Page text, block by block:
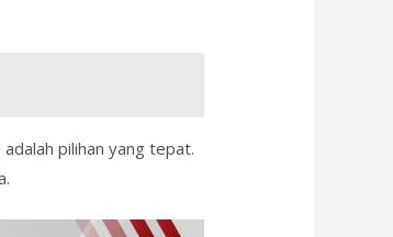
pilihan yang tepat.